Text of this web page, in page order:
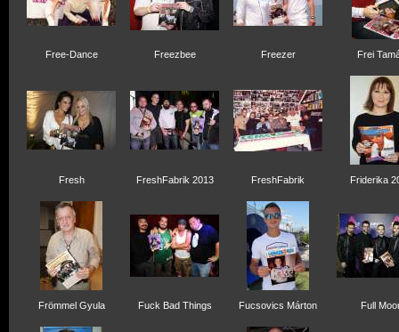
Free-Dance Freezbee Freezer Frei
Fresh FreshFabrik 2013 FreshFabrik Friderika
Frömmel Gyula Fuck Bad Things Fucsovics Márton Full